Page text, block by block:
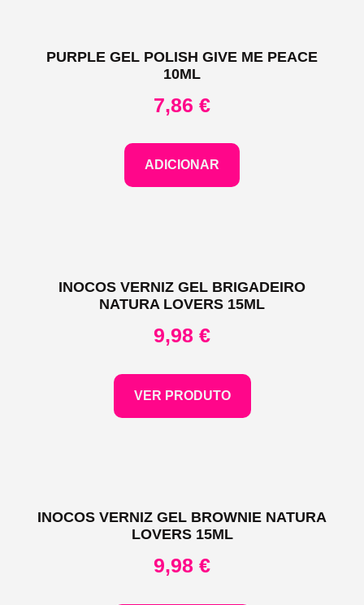
PURPLE GEL POLISH GIVE ME PEACE
10ML
7,86 €
ADICIONAR
INOCOS VERNIZ GEL BRIGADEIRO
NATURA LOVERS 15ML
9,98 €
VER PRODUTO
INOCOS VERNIZ GEL BROWNIE NATURA
LOVERS 15ML
9,98 €